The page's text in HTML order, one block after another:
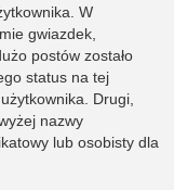
W
gwiazdek,
postów zostało
status na tej
Drugi,
nazwy
lub osobisty dla